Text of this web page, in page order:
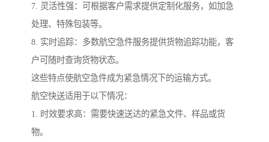
7. 灵活性强：可根据客户需求提供定制化服务，如加急
处理、特殊包装等。
8. 实时追踪：多数航空急件服务提供货物追踪功能，客
户可随时查询货物状态。
这些特点使航空急件成为紧急情况下的运输方式。
航空快送适用于以下情况：
1. 时效要求高：需要快速送达的紧急文件、样品或货
物。